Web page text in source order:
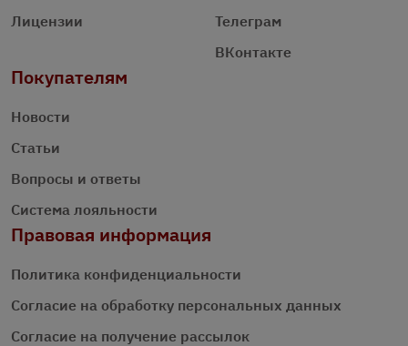
Лицензии
Телеграм
ВКонтакте
Покупателям
Новости
Статьи
Вопросы и ответы
Система лояльности
Правовая информация
Политика конфиденциальности
Согласие на обработку персональных данных
Согласие на получение рассылок